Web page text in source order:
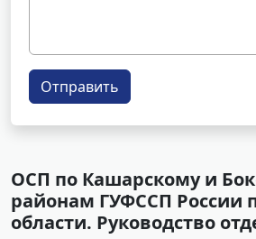
Отправить
ОСП по Кашарскому и
районам ГУФССП России
области. Руководство